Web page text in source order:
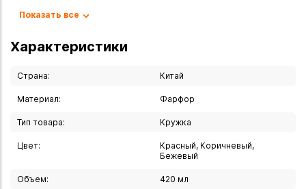
Тонкостенный фарфор обеспечивает лёгкость изделия, а
продуманная форма гарантирует комфортный захват.
Художественный декор воспроизводит элементы
женскими образами, флоральными мотивами и плавными
линиями в стиле ар-нуво.
- подачи горячих напитков (кофе, чая, какао, горячего
Показать все
Характеристики
Страна: Китай
Материал: Фарфор
Тип товара: Кружка
Цвет:
Красный, Коричневый,
Бежевый
Объем: 420 мл